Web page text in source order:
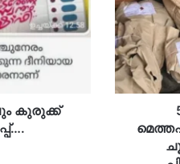
കുരുക്ക്
134
ഗ്രം
ഗ്രാം
ഹാഷിഷ്
ഓയില്‍,